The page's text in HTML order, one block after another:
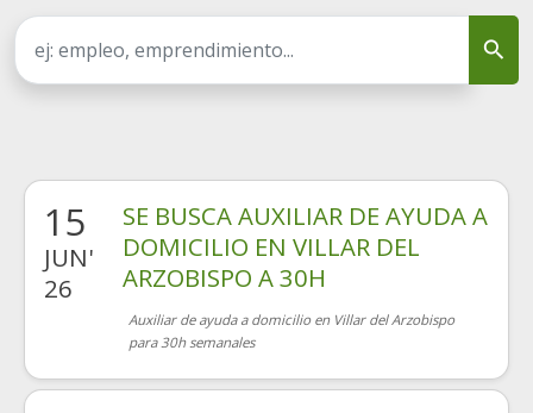
15
JUN'
26
SE BUSCA AUXILIAR DE AYUDA A
DOMICILIO EN VILLAR DEL
ARZOBISPO A 30H
Auxiliar de ayuda a domicilio en Villar del Arzobispo
para 30h semanales